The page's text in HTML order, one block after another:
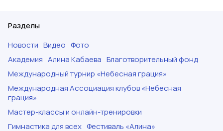
Разделы
Новости Видео Фото
Академия Алина Кабаева Благотворительный фонд
Международный турнир «Небесная грация»
Международная Ассоциация клубов «Небесная
грация»
Мастер-классы и онлайн-тренировки
Гимнастика для всех Фестиваль «Алина»